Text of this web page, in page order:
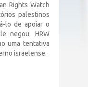
Rights Watch
palestinos
lo de apoiar o
negou. HRW
uma tentativa
israelense.